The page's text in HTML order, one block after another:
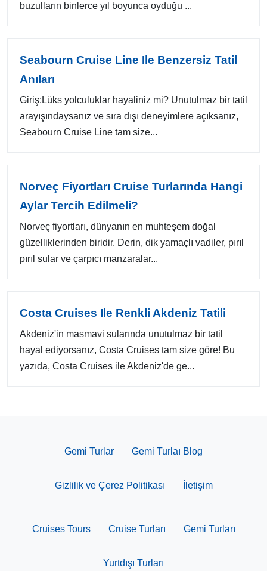
buzulların binlerce yıl boyunca oyduğu ...
Seabourn Cruise Line Ile Benzersiz Tatil
Anıları
Giriş:Lüks yolculuklar hayaliniz mi? Unutulmaz bir tatil
arayışındaysanız ve sıra dışı deneyimlere açıksanız,
Seabourn Cruise Line tam size...
Norveç Fiyortları Cruise Turlarında Hangi
Aylar Tercih Edilmeli?
Norveç fiyortları, dünyanın en muhteşem doğal
güzelliklerinden biridir. Derin, dik yamaçlı vadiler, pırıl
pırıl sular ve çarpıcı manzaralar...
Costa Cruises Ile Renkli Akdeniz Tatili
Akdeniz'in masmavi sularında unutulmaz bir tatil
hayal ediyorsanız, Costa Cruises tam size göre! Bu
yazıda, Costa Cruises ile Akdeniz'de ge...
Gemi Turlar Gemi Turlaı Blog
Gizlilik ve Çerez Politikası İletişim
Cruises Tours Cruise Turları Gemi Turları
Yurtdışı Turları